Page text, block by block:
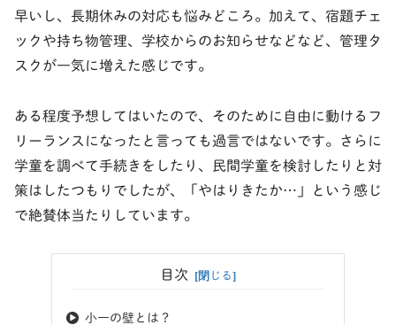
早いし、長期休みの対応も悩みどころ。加えて、宿題チェ
ックや持ち物管理、学校からのお知らせなどなど、管理タ
スクが一気に増えた感じです。
ある程度予想してはいたので、そのために自由に動けるフ
リーランスになったと言っても過言ではないです。さらに
学童を調べて手続きをしたり、民間学童を検討したりと対
策はしたつもりでしたが、「やはりきたか…」という感じ
で絶賛体当たりしています。
目次
小一の壁とは？